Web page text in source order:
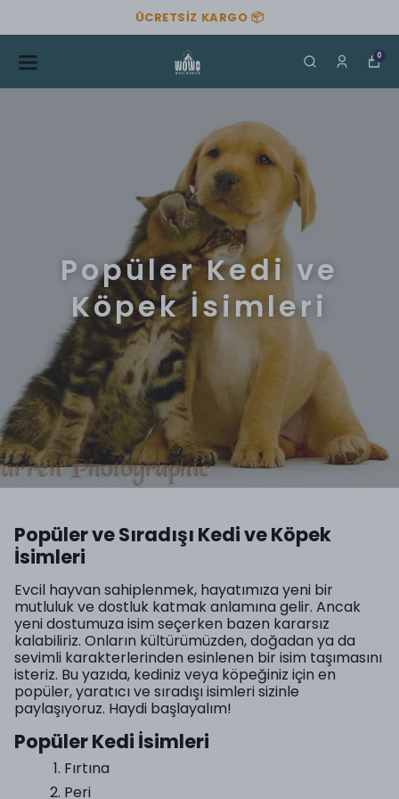
ÜCRETSIZ KARGO 📦
0
Popüler Kedi ve
Köpek İsimleri
Popüler ve Sıradışı Kedi ve Köpek
İsimleri
Evcil hayvan sahiplenmek, hayatımıza yeni bir
mutluluk ve dostluk katmak anlamına gelir. Ancak
yeni dostumuza isim seçerken bazen kararsız
kalabiliriz. Onların kültürümüzden, doğadan ya da
sevimli karakterlerinden esinlenen bir isim taşımasını
isteriz. Bu yazıda, kediniz veya köpeğiniz için en
popüler, yaratıcı ve sıradışı isimleri sizinle
paylaşıyoruz. Haydi başlayalım!
Popüler Kedi İsimleri
Fırtına
Peri